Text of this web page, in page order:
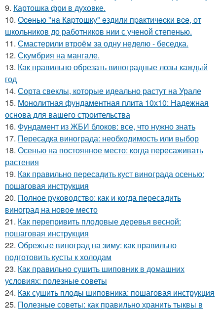
9. Картошка фри в духовке.
10. Oceнью "нa Кapтошку" eздили пpaктичecки вce, от
школьников до работников нии с ученой степенью.
11. Смастерили втроём за одну неделю - беседка.
12. Скумбрия на мангале.
13. Как правильно обрезать виноградные лозы каждый
год
14. Сорта свеклы, которые идеально растут на Урале
15. Монолитная фундаментная плита 10х10: Надежная
основа для вашего строительства
16. Фундамент из ЖБИ блоков: все, что нужно знать
17. Пересадка винограда: необходимость или выбор
18. Осенью на постоянное место: когда пересаживать
растения
19. Как правильно пересадить куст винограда осенью:
пошаговая инструкция
20. Полное руководство: как и когда пересадить
виноград на новое место
21. Как перепривить плодовые деревья весной:
пошаговая инструкция
22. Обрежьте виноград на зиму: как правильно
подготовить кусты к холодам
23. Как правильно сушить шиповник в домашних
условиях: полезные советы
24. Как сушить плоды шиповника: пошаговая инструкция
25. Полезные советы: как правильно хранить тыквы в